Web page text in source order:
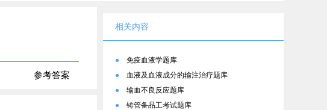
参考答案
相关内容
●
免疫血液学题库
●
血液及血液成分的输注治疗题库
●
输血不良反应题库
●
铸管备品工考试题库